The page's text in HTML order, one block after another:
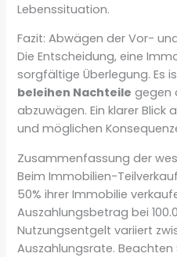
Lebenssituation.
Fazit: Abwägen der Vor-
Die Entscheidung, eine
sorgfältige Überlegung. Es
beleihen Nachteile gegen
abzuwägen. Ein klarer Blick
und möglichen
Zusammenfassung der
Beim Immobilien-
50% ihrer Immobilie
Auszahlungsbetrag bei
Nutzungsentgelt variiert
Auszahlungsrate. Beachten